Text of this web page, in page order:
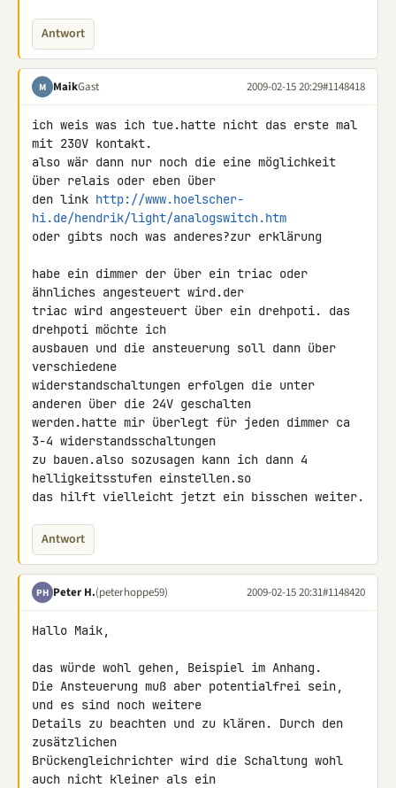
Antwort
M MaikGast 2009-02-15 20:29#1148418
ich weis was ich tue.hatte nicht das erste mal
mit 230V kontakt.
also wär dann nur noch die eine möglichkeit
über relais oder eben über
den link http://www.hoelscher-
hi.de/hendrik/light/analogswitch.htm
oder gibts noch was anderes?zur erklärung
habe ein dimmer der über ein triac oder
ähnliches angesteuert wird.der
triac wird angesteuert über ein drehpoti. das
drehpoti möchte ich
ausbauen und die ansteuerung soll dann über
verschiedene
widerstandschaltungen erfolgen die unter
anderen über die 24V geschalten
werden.hatte mir überlegt für jeden dimmer ca
3-4 widerstandsschaltungen
zu bauen.also sozusagen kann ich dann 4
helligkeitsstufen einstellen.so
das hilft vielleicht jetzt ein bisschen weiter.
Antwort
PH Peter H.(peterhoppe59) 2009-02-15 20:31#1148420
Hallo Maik,
das würde wohl gehen, Beispiel im Anhang.
Die Ansteuerung muß aber potentialfrei sein,
und es sind noch weitere
Details zu beachten und zu klären. Durch den
zusätzlichen
Brückengleichrichter wird die Schaltung wohl
auch nicht kleiner als ein